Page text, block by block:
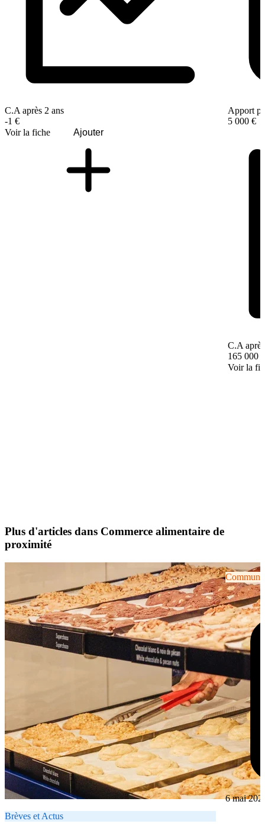
C.A après 2 ans
-1 €
Voir la fiche
Ajouter
Apport
5 000 €
C.A
165 000 €
Voir la
Plus d'articles dans Commerce alimentaire de
proximité
Brèves et Actus
6 mai